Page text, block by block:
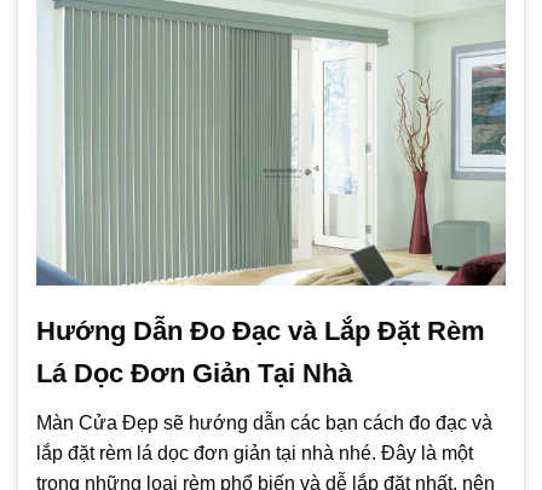
Hướng Dẫn Đo Đạc và Lắp Đặt Rèm
Lá Dọc Đơn Giản Tại Nhà
Màn Cửa Đẹp sẽ hướng dẫn các bạn cách đo đạc và
lắp đặt rèm lá dọc đơn giản tại nhà nhé. Đây là một
trong những loại rèm phổ biến và dễ lắp đặt nhất, nên